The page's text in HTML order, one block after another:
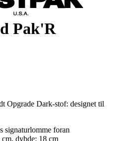
Pak'R
Opgrade Dark-stof: designet til
signaturlomme foran
dybde: 18 cm